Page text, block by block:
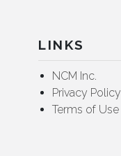
LINKS
NCM Inc.
Privacy Policy
Terms of Use